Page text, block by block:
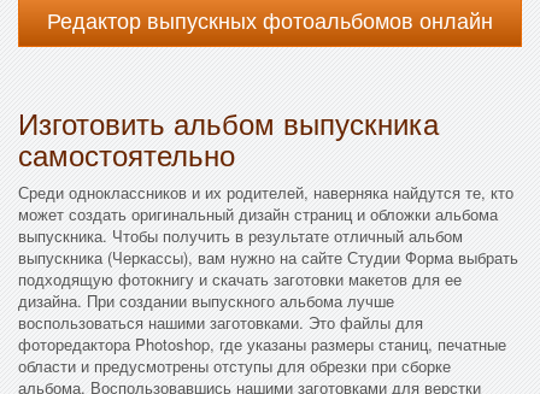
Редактор выпускных фотоальбомов онлайн
Изготовить альбом выпускника
самостоятельно
Среди одноклассников и их родителей, наверняка найдутся те, кто
может создать оригинальный дизайн страниц и обложки альбома
выпускника. Чтобы получить в результате отличный альбом
выпускника (Черкассы), вам нужно на сайте Студии Форма выбрать
подходящую фотокнигу и скачать заготовки макетов для ее
дизайна. При создании выпускного альбома лучше
воспользоваться нашими заготовками. Это файлы для
фоторедактора Photoshop, где указаны размеры станиц, печатные
области и предусмотрены отступы для обрезки при сборке
альбома. Воспользовавшись нашими заготовками для верстки